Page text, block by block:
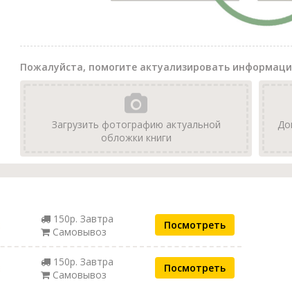
Пожалуйста, помогите актуализировать
Загрузить фотографию актуальной
обложки книги
150р. Завтра
Самовывоз
Посмотреть
150р. Завтра
Самовывоз
Посмотреть